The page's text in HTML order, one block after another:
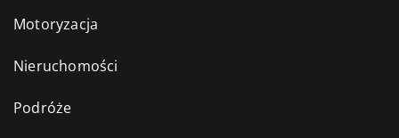
Motoryzacja
Nieruchomości
Podróże